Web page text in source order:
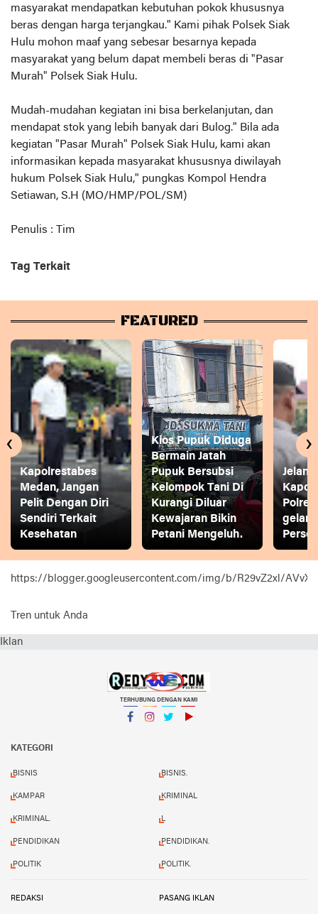
masyarakat mendapatkan kebutuhan pokok khususnya
beras dengan harga terjangkau." Kami pihak Polsek Siak
Hulu mohon maaf yang sebesar besarnya kepada
masyarakat yang belum dapat membeli beras di "Pasar
Murah" Polsek Siak Hulu.
Mudah-mudahan kegiatan ini bisa berkelanjutan, dan
mendapat stok yang lebih banyak dari Bulog." Bila ada
kegiatan "Pasar Murah" Polsek Siak Hulu, kami akan
informasikan kepada masyarakat khususnya diwilayah
hukum Polsek Siak Hulu," pungkas Kompol Hendra
Setiawan, S.H (MO/HMP/POL/SM)
Penulis : Tim
Tag Terkait
FEATURED
Kapolrestabes
Medan, Jangan
Pelit Dengan Diri
Sendiri Terkait
Kesehatan
Kios Pupuk Diduga
Bermain Jatah
Pupuk Bersubsi
Kelompok Tani Di
Kurangi Diluar
Kewajaran Bikin
Petani Mengeluh.
gelar
‹ ›
https://blogger.googleusercontent.com/img/b/R29vZ2xl/
Tren untuk Anda
Iklan
TERHUBUNG DENGAN KAMI
KATEGORI
BISNIS BISNIS.
KAMPAR KRIMINAL
KRIMINAL. L
PENDIDIKAN PENDIDIKAN.
POLITIK POLITIK.
REDAKSI PASANG IKLAN